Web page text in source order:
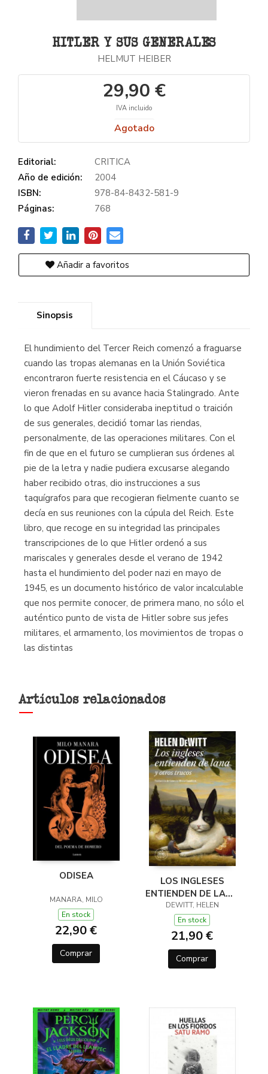
HITLER Y SUS GENERALES
HELMUT HEIBER
29,90 €
IVA incluido
Agotado
Editorial:
CRITICA
Año de edición:
2004
ISBN:
978-84-8432-581-9
Páginas:
768
Añadir a favoritos
Sinopsis
El hundimiento del Tercer Reich comenzó a fraguarse
cuando las tropas alemanas en la Unión Soviética
encontraron fuerte resistencia en el Cáucaso y se
vieron frenadas en su avance hacia Stalingrado. Ante
lo que Adolf Hitler consideraba ineptitud o traición
de sus generales, decidió tomar las riendas,
personalmente, de las operaciones militares. Con el
fin de que en el futuro se cumplieran sus órdenes al
pie de la letra y nadie pudiera excusarse alegando
haber recibido otras, dio instrucciones a sus
taquígrafos para que recogieran fielmente cuanto se
decía en sus reuniones con la cúpula del Reich. Este
libro, que recoge en su integridad las principales
transcripciones de lo que Hitler ordenó a sus
mariscales y generales desde el verano de 1942
hasta el hundimiento del poder nazi en mayo de
1945, es un documento histórico de valor incalculable
que nos permite conocer, de primera mano, no sólo el
auténtico punto de vista de Hitler sobre sus jefes
militares, el armamento, los movimientos de tropas o
las distintas
Artículos relacionados
ODISEA
MANARA, MILO
En stock
22,90 €
Comprar
LOS INGLESES
ENTIENDEN DE LANA
(Y OTROS TRUCOS)
DEWITT, HELEN
En stock
21,90 €
Comprar